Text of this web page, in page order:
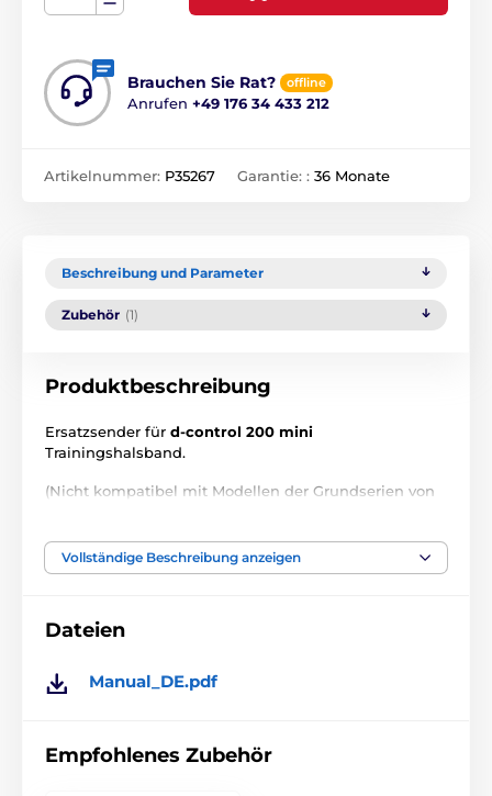
Brauchen Sie Rat? offline
Anrufen +49 176 34 433 212
Artikelnummer: P35267 Garantie: : 36 Monate
Beschreibung und Parameter
Zubehör (1)
Produktbeschreibung
Ersatzsender für d-control 200 mini
Trainingshalsband.
(Nicht kompatibel mit Modellen der Grundserien von
Separate Taste für jede Funktion
Lange Batterielebensdauer
Puls-, Booster- und Sound-Funktionen
Vollständige Beschreibung anzeigen
Dateien
Manual_DE.pdf
Empfohlenes Zubehör